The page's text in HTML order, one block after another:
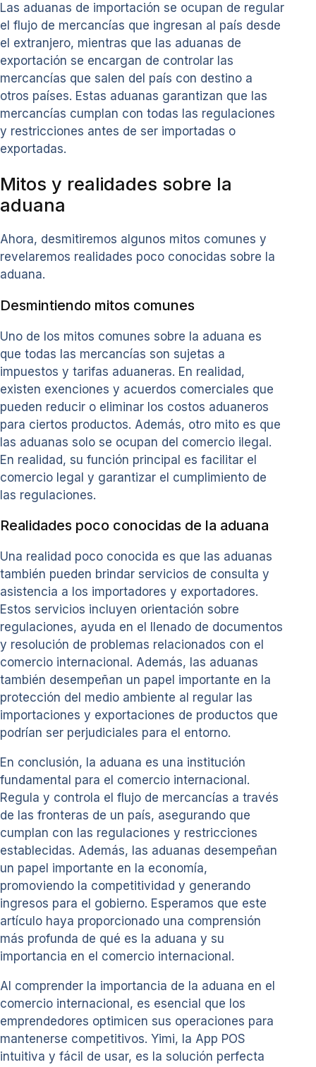
Las aduanas de importación se ocupan de regular
el flujo de mercancías que ingresan al país desde
el extranjero, mientras que las aduanas de
exportación se encargan de controlar las
mercancías que salen del país con destino a
otros países. Estas aduanas garantizan que las
mercancías cumplan con todas las regulaciones
y restricciones antes de ser importadas o
exportadas.
Mitos y realidades sobre la
aduana
Ahora, desmitiremos algunos mitos comunes y
revelaremos realidades poco conocidas sobre la
aduana.
Desmintiendo mitos comunes
Uno de los mitos comunes sobre la aduana es
que todas las mercancías son sujetas a
impuestos y tarifas aduaneras. En realidad,
existen exenciones y acuerdos comerciales que
pueden reducir o eliminar los costos aduaneros
para ciertos productos. Además, otro mito es que
las aduanas solo se ocupan del comercio ilegal.
En realidad, su función principal es facilitar el
comercio legal y garantizar el cumplimiento de
las regulaciones.
Realidades poco conocidas de la aduana
Una realidad poco conocida es que las aduanas
también pueden brindar servicios de consulta y
asistencia a los importadores y exportadores.
Estos servicios incluyen orientación sobre
regulaciones, ayuda en el llenado de documentos
y resolución de problemas relacionados con el
comercio internacional. Además, las aduanas
también desempeñan un papel importante en la
protección del medio ambiente al regular las
importaciones y exportaciones de productos que
podrían ser perjudiciales para el entorno.
En conclusión, la aduana es una institución
fundamental para el comercio internacional.
Regula y controla el flujo de mercancías a través
de las fronteras de un país, asegurando que
cumplan con las regulaciones y restricciones
establecidas. Además, las aduanas desempeñan
un papel importante en la economía,
promoviendo la competitividad y generando
ingresos para el gobierno. Esperamos que este
artículo haya proporcionado una comprensión
más profunda de qué es la aduana y su
importancia en el comercio internacional.
Al comprender la importancia de la aduana en el
comercio internacional, es esencial que los
emprendedores optimicen sus operaciones para
mantenerse competitivos. Yimi, la App POS
intuitiva y fácil de usar, es la solución perfecta